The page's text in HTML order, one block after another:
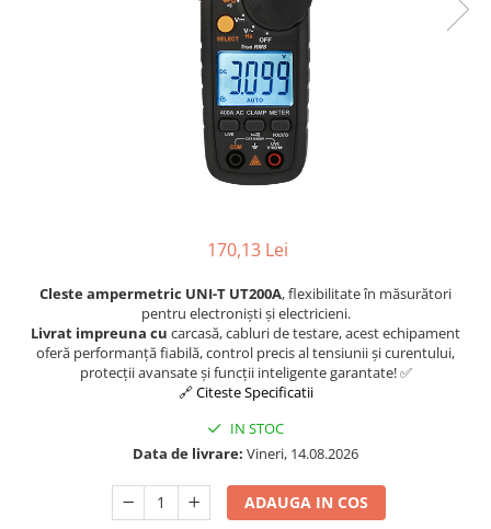
170,13 Lei
Cleste ampermetric UNI-T UT200A, flexibilitate în măsurători
pentru electroniști și electricieni.
Livrat impreuna cu carcasă, cabluri de testare, acest echipament
oferă performanță fiabilă, control precis al tensiunii și curentului,
protecții avansate și funcții inteligente garantate! ✅
🔗 Citeste Specificatii
IN STOC
Data de livrare: Vineri, 14.08.2026
ADAUGA IN COS